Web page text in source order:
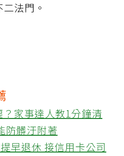
法門。
家事達人教1分鐘清
防髒汙附著
早退休 接信用卡公司